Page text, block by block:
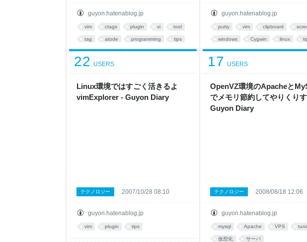
guyon.hatenablog.jp
vim ctags plugin vi tool
tag atode programming tips
プラグイン
guyon.hatenablog.jp
putty vim clipboard
windows Cygwin linux
terminal
Linux環境ではすごく活きるよ
vimExplorer - Guyon Diary
22 USERS
guyon.hatenablog.jp
テクノロジー 2007/10/28 08:10
vim plugin tips
OpenVZ環境のApacheと
でメモリ節約してやりくり
Guyon Diary
17 USERS
guyon.hatenablog.jp
テクノロジー 2008/08/18 12:06
mysql Apache VPS
仮想化 サーバ